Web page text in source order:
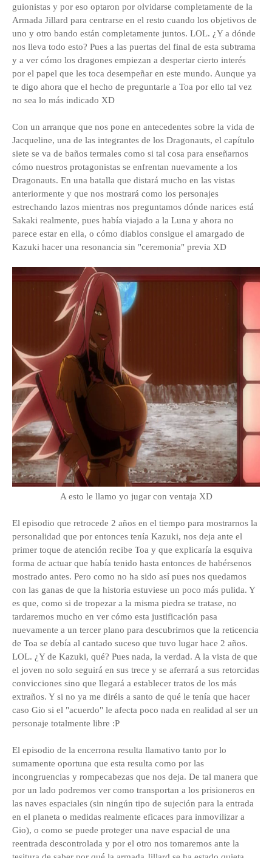
guionistas y por eso optaron por olvidarse completamente de la
Armada Jillard para centrarse en el resto cuando los objetivos de
uno y otro bando están completamente juntos. LOL. ¿Y a dónde
nos lleva todo esto? Pues a las puertas del final de esta subtrama
y a ver cómo los dragones empiezan a despertar cierto interés
por el papel que les toca desempeñar en este mundo. Aunque ya
te digo ahora que el hecho de preguntarle a Toa por ello tal vez
no sea lo más indicado XD
Con un arranque que nos pone en antecedentes sobre la vida de
Jacqueline, una de las integrantes de los Dragonauts, el capítulo
siete se va de baños termales como si tal cosa para enseñarnos
cómo nuestros protagonistas se enfrentan nuevamente a los
Dragonauts. En una batalla que distará mucho en las vistas
anteriormente y que nos mostrará como los personajes
estrechando lazos mientras nos preguntamos dónde narices está
Sakaki realmente, pues había viajado a la Luna y ahora no
parece estar en ella, o cómo diablos consigue el amargado de
Kazuki hacer una resonancia sin "ceremonia" previa XD
A esto le llamo yo jugar con ventaja XD
El episodio que retrocede 2 años en el tiempo para mostrarnos la
personalidad que por entonces tenía Kazuki, nos deja ante el
primer toque de atención recibe Toa y que explicaría la esquiva
forma de actuar que había tenido hasta entonces de habérsenos
mostrado antes. Pero como no ha sido así pues nos quedamos
con las ganas de que la historia estuviese un poco más pulida. Y
es que, como si de tropezar a la misma piedra se tratase, no
tardaremos mucho en ver cómo esta justificación pasa
nuevamente a un tercer plano para descubrirnos que la reticencia
de Toa se debía al cantado suceso que tuvo lugar hace 2 años.
LOL. ¿Y de Kazuki, qué? Pues nada, la verdad. A la vista de que
el joven no solo seguirá en sus trece y se aferrará a sus retorcidas
convicciones sino que llegará a establecer tratos de los más
extraños. Y si no ya me diréis a santo de qué le tenía que hacer
caso Gio si el "acuerdo" le afecta poco nada en realidad al ser un
personaje totalmente libre :P
El episodio de la encerrona resulta llamativo tanto por lo
sumamente oportuna que esta resulta como por las
incongruencias y rompecabezas que nos deja. De tal manera que
por un lado podremos ver como transportan a los prisioneros en
las naves espaciales (sin ningún tipo de sujeción para la entrada
en el planeta o medidas realmente eficaces para inmovilizar a
Gio), o como se puede proteger una nave espacial de una
reentrada descontrolada y por el otro nos tomaremos ante la